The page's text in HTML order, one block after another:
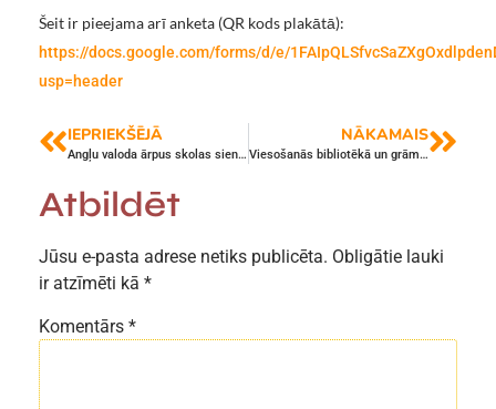
Šeit ir pieejama arī anketa (QR kods plakātā):
https://docs.google.com/forms/d/e/
usp=header
IEPRIEKŠĒJĀ
Angļu valoda ārpus skolas sienām
NĀKAMAIS
Viesošanās bibliotēkā un grāmatu pasaulē
Atbildēt
Jūsu e-pasta adrese netiks publicēta. Obligātie lauki
ir atzīmēti kā *
Komentārs *